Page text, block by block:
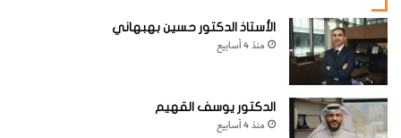
الأستاذ الدكتور حسين بهبهاني
منذ 4 أسابيع
الدكتور يوسف القهيم
منذ 4 أسابيع